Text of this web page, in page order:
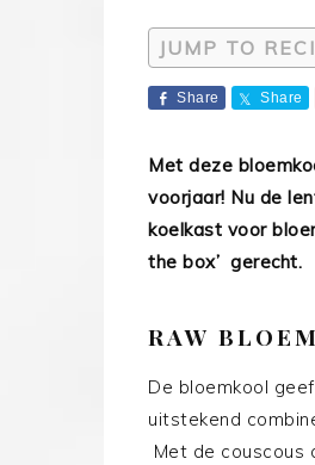
JUMP TO
Share Share
Met deze
voorjaar! Nu de
koelkast voor
the box’ gerecht.
RAW
De bloemkool
uitstekend
Met de couscous